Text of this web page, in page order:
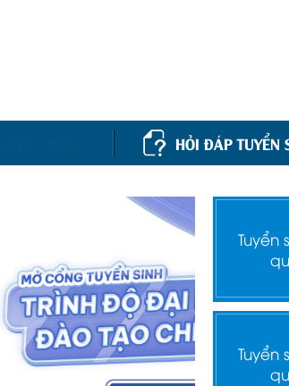
HỎI ĐÁP TUYỂN
Tuyển
Tuyển